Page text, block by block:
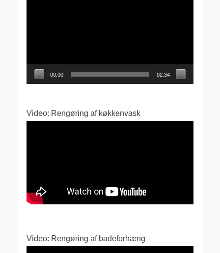
00:00 02:34
Video: Rengøring af køkkenvask
Video: Rengøring af badeforhæng